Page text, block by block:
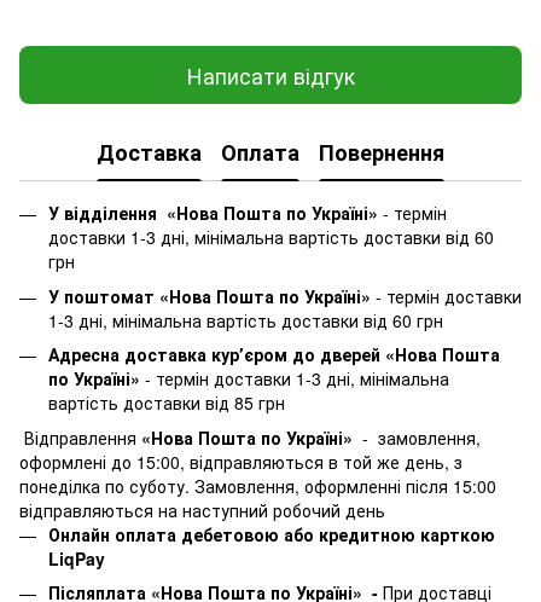
Написати відгук
Доставка Оплата Повернення
У відділення «Нова Пошта по Україні» - термін
доставки 1-3 дні, мінімальна вартість доставки від 60
грн
У поштомат «Нова Пошта по Україні» - термін доставки
1-3 дні, мінімальна вартість доставки від 60 грн
Адресна доставка курʼєром до дверей «Нова Пошта
по Україні» - термін доставки 1-3 дні, мінімальна
вартість доставки від 85 грн
Відправлення «Нова Пошта по Україні» - замовлення,
оформлені до 15:00, відправляються в той же день, з
понеділка по суботу. Замовлення, оформленні після 15:00
відправляються на наступний робочий день
Онлайн оплата дебетовою або кредитною карткою
LiqPay
Післяплата «Нова Пошта по Україні» - При доставці